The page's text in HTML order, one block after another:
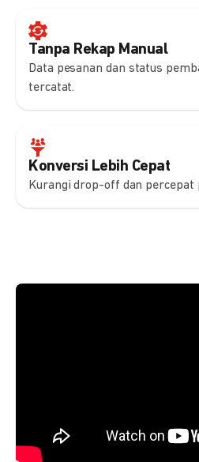
Tanpa Rekap Manual
Data pesanan dan status
tercatat.
Konversi Lebih Cepat
Kurangi drop-off dan percepat